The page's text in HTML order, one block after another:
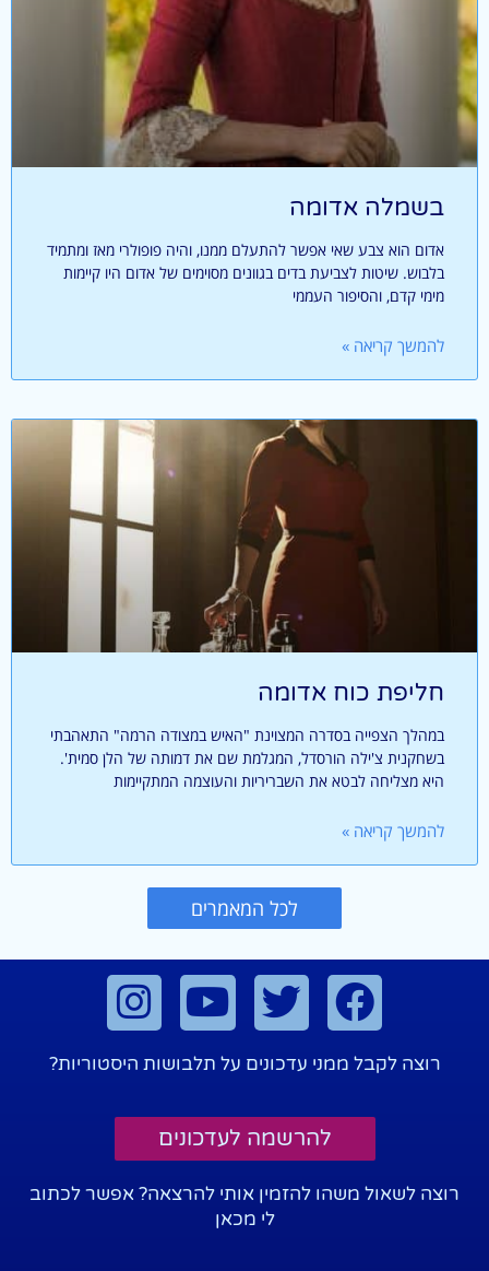
בשמלה אדומה
אדום הוא צבע שאי אפשר להתעלם ממנו, והיה פופולרי מאז ומתמיד
בלבוש. שיטות לצביעת בדים בגוונים מסוימים של אדום היו קיימות
מימי קדם, והסיפור העממי
להמשך קריאה »
חליפת כוח אדומה
במהלך הצפייה בסדרה המצוינת "האיש במצודה הרמה" התאהבתי
בשחקנית צ'ילה הורסדל, המגלמת שם את דמותה של הלן סמית'.
היא מצליחה לבטא את השבריריות והעוצמה המתקיימות
להמשך קריאה »
לכל המאמרים
רוצה לקבל ממני עדכונים על תלבושות היסטוריות?
להרשמה לעדכונים
רוצה לשאול משהו להזמין אותי להרצאה? אפשר לכתוב
לי מכאן